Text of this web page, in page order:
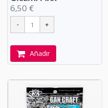
6,50 €
Añadir